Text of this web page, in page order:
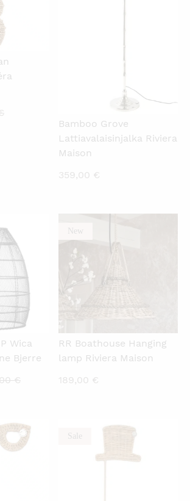
Original
Bamboo Grove
Lattiavalaisinjalka Riviera
Maison
359,00 €
Wica
Bjerre
€.
€Original
349,00 €.
New
RR Boathouse Hanging
lamp Riviera Maison
189,00 €
Sale